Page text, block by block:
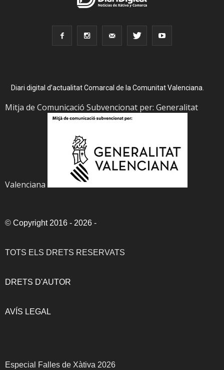
Diari digital d’actualitat Comarcal de la Comunitat Valenciana.
Mitja de Comunicació Subvencionat per: Generalitat
Valenciana
© Copyright 2016 - 2026 -
TOTS ELS DRETS RESERVATS
DRETS D'AUTOR
AVÍS LEGAL
Especial Falles de Xàtiva 2026